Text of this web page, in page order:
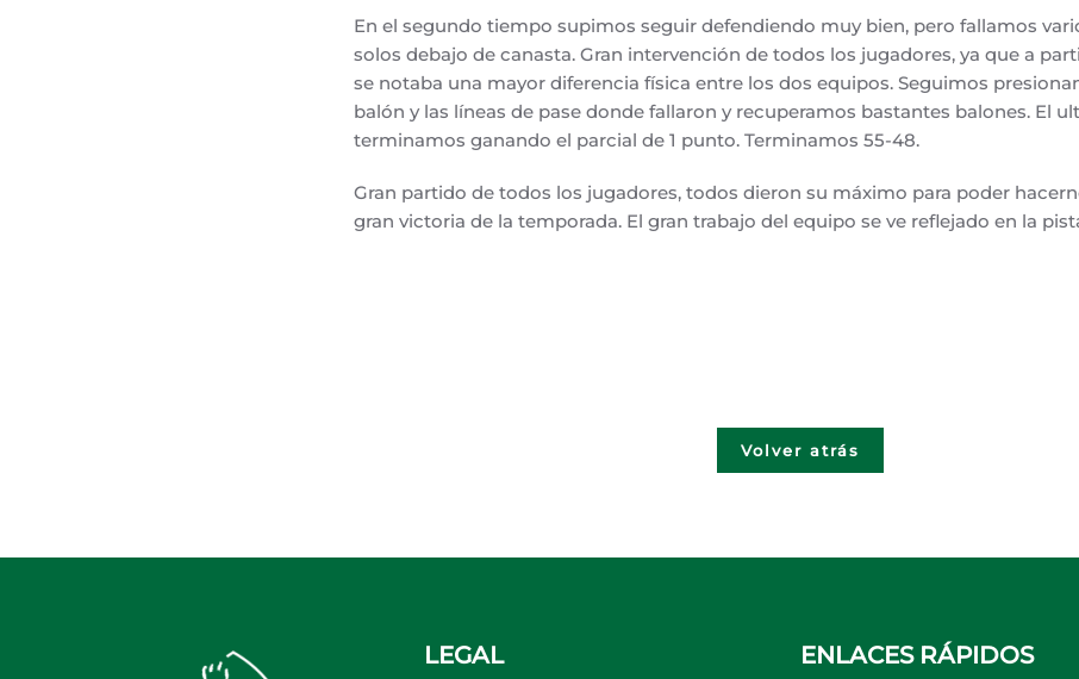
En el segundo tiempo supimos seguir defendiendo muy bien, pero fallamos
solos debajo de canasta. Gran intervención de todos los jugadores, ya que a
se notaba una mayor diferencia física entre los dos equipos. Seguimos
balón y las líneas de pase donde fallaron y recuperamos bastantes balones. El
terminamos ganando el parcial de 1 punto. Terminamos 55-48.
Gran partido de todos los jugadores, todos dieron su máximo para poder
gran victoria de la temporada. El gran trabajo del equipo se ve reflejado en la
Volver atrás
LEGAL ENLACES RÁPIDOS